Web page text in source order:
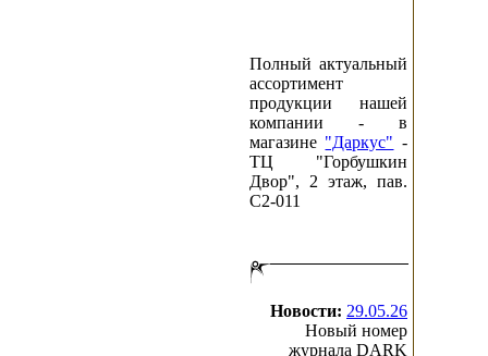
Полный актуальный
ассортимент
продукции нашей
компании - в
магазине "Даркус" -
ТЦ "Горбушкин
Двор", 2 этаж, пав.
C2-011
Новости: 29.05.26
Новый номер
журнала DARK